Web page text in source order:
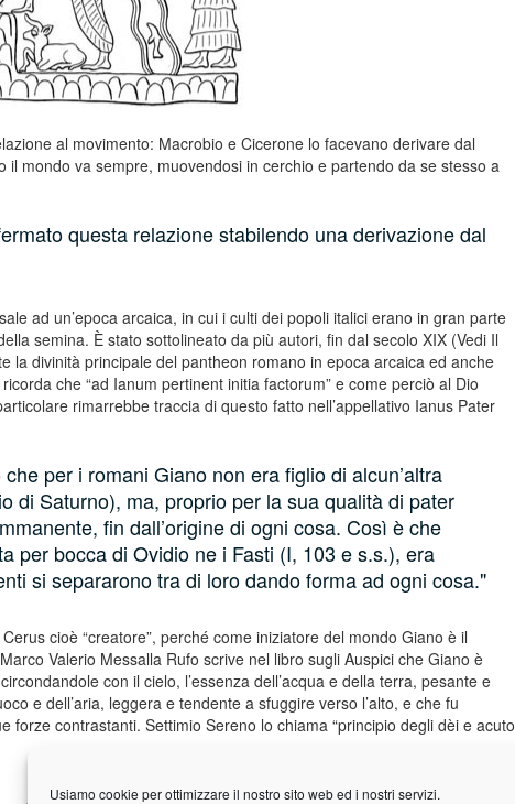
Usiamo cookie per ottimizzare il nostro sito web ed i nostri servizi.
al movimento: Macrobio e Cicerone lo facevano derivare dal
il mondo va sempre, muovendosi in cerchio e partendo da se stesso a
questa relazione stabilendo una derivazione dal
ad un’epoca arcaica, in cui i culti dei popoli italici erano in gran parte
semina. È stato sottolineato da più autori, fin dal secolo XIX (Vedi Il
la divinità principale del pantheon romano in epoca arcaica ed anche
che “ad Ianum pertinent initia factorum” e come perciò al Dio
rimarrebbe traccia di questo fatto nell’appellativo Ianus Pater
per i romani Giano non era figlio di alcun’altra
di Saturno), ma, proprio per la sua qualità di pater
fin dall’origine di ogni cosa. Così è che
per bocca di Ovidio ne i Fasti (I, 103 e s.s.), era
si separarono tra di loro dando forma ad ogni cosa.
cioè “creatore”, perché come iniziatore del mondo Giano è il
Valerio Messalla Rufo scrive nel libro sugli Auspici che Giano è
con il cielo, l’essenza dell’acqua e della terra, pesante e
e dell’aria, leggera e tendente a sfuggire verso l’alto, e che fu
forze contrastanti. Settimio Sereno lo chiama “principio degli dèi e acuto